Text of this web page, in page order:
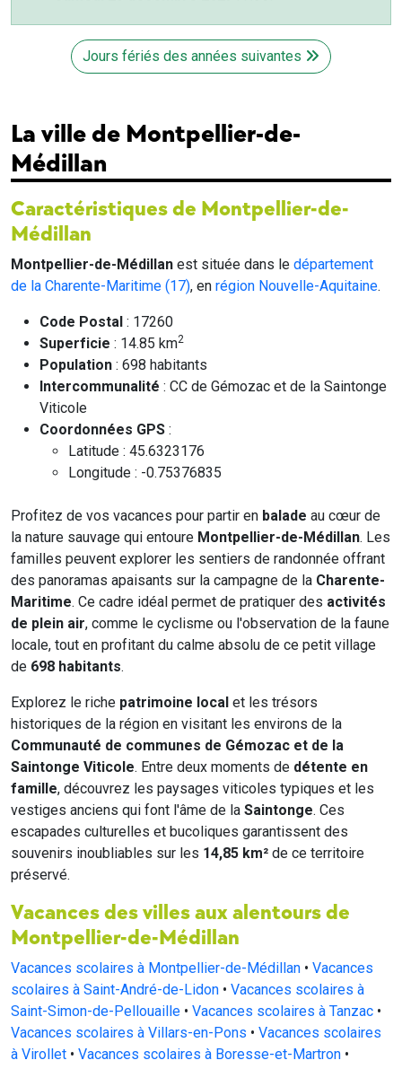
Jours fériés des années suivantes
La ville de Montpellier-de-
Médillan
Caractéristiques de Montpellier-de-
Médillan
Montpellier-de-Médillan est située dans le département
de la Charente-Maritime (17), en région Nouvelle-Aquitaine.
Code Postal : 17260
Superficie : 14.85 km2
Population : 698 habitants
Intercommunalité : CC de Gémozac et de la Saintonge
Viticole
Coordonnées GPS :
Latitude : 45.6323176
Longitude : -0.75376835
Profitez de vos vacances pour partir en balade au cœur de
la nature sauvage qui entoure Montpellier-de-Médillan. Les
familles peuvent explorer les sentiers de randonnée offrant
des panoramas apaisants sur la campagne de la Charente-
Maritime. Ce cadre idéal permet de pratiquer des activités
de plein air, comme le cyclisme ou l'observation de la faune
locale, tout en profitant du calme absolu de ce petit village
de 698 habitants.
Explorez le riche patrimoine local et les trésors
historiques de la région en visitant les environs de la
Communauté de communes de Gémozac et de la
Saintonge Viticole. Entre deux moments de détente en
famille, découvrez les paysages viticoles typiques et les
vestiges anciens qui font l'âme de la Saintonge. Ces
escapades culturelles et bucoliques garantissent des
souvenirs inoubliables sur les 14,85 km² de ce territoire
préservé.
Vacances des villes aux alentours de
Montpellier-de-Médillan
Vacances scolaires à Montpellier-de-Médillan • Vacances
scolaires à Saint-André-de-Lidon • Vacances scolaires à
Saint-Simon-de-Pellouaille • Vacances scolaires à Tanzac •
Vacances scolaires à Villars-en-Pons • Vacances scolaires
à Virollet • Vacances scolaires à Boresse-et-Martron •